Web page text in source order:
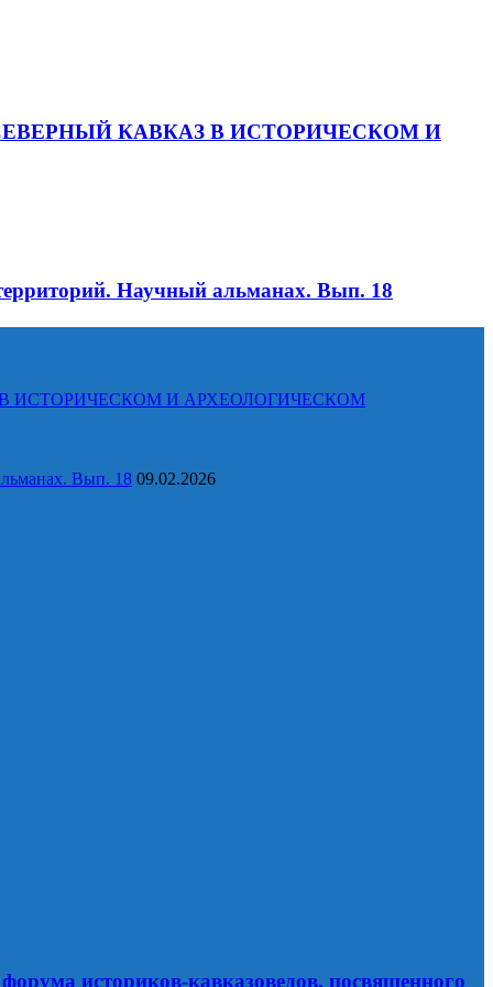
«СЕВЕРНЫЙ КАВКАЗ В ИСТОРИЧЕСКОМ И
Научный альманах. Вып. 18
В ИСТОРИЧЕСКОМ И АРХЕОЛОГИЧЕСКОМ
Вып. 18 09.02.2026
историков-кавказоведов, посвященного